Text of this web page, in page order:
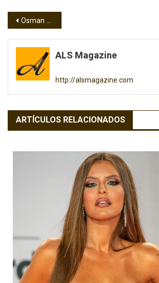
Navegación
de
entradas
Osman Córdoba, portada en ALS Magazine
ALS Magazine
http://alsmagazine.com
ARTÍCULOS RELACIONADOS